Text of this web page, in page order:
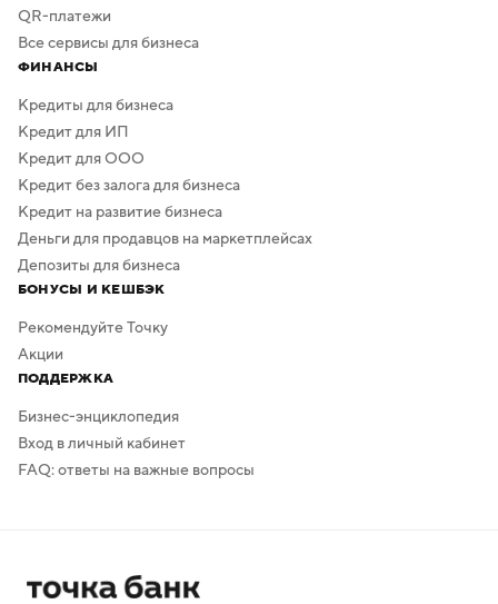
QR-платежи
Все сервисы для бизнеса
ФИНАНСЫ
Кредиты для бизнеса
Кредит для ИП
Кредит для ООО
Кредит без залога для бизнеса
Кредит на развитие бизнеса
Деньги для продавцов на маркетплейсах
Депозиты для бизнеса
БОНУСЫ И КЕШБЭК
Рекомендуйте Точку
Акции
ПОДДЕРЖКА
Бизнес-энциклопедия
Вход в личный кабинет
FAQ: ответы на важные вопросы